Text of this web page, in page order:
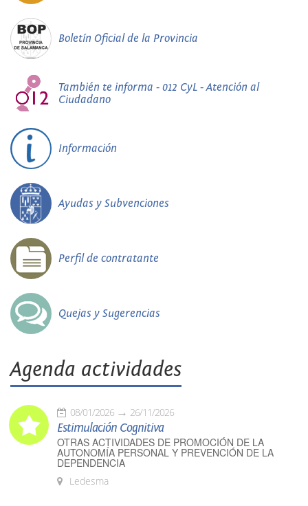
Boletín Oficial de la Provincia
También te informa - 012 CyL - Atención al
Ciudadano
Información
Ayudas y Subvenciones
Perfil de contratante
Quejas y Sugerencias
Agenda actividades
08/01/2026 26/11/2026
Estimulación Cognitiva
OTRAS ACTIVIDADES DE PROMOCIÓN DE LA
AUTONOMÍA PERSONAL Y PREVENCIÓN DE LA
DEPENDENCIA
Ledesma